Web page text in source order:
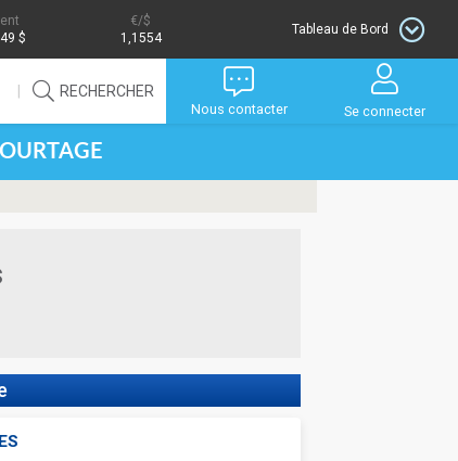
$
/$
1,1554
Tableau de Bord
RECHERCHER
Nous contacter Se connecter